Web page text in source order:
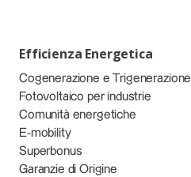
Efficienza Energetica
Cogenerazione e Trigenerazione
Fotovoltaico per industrie
Comunità energetiche
E-mobility
Superbonus
Garanzie di Origine